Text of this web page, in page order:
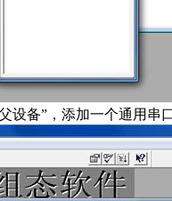
设备”，添加一个通用串